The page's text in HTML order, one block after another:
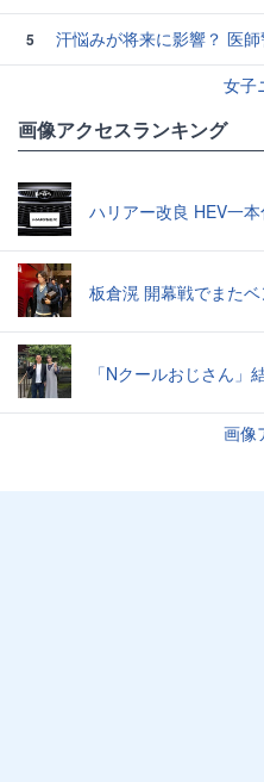
5
汗悩みが将来に影響？ 医
女子
画像アクセスランキング
ハリアー改良 HEV一
板倉滉 開幕戦でまた
「Nクールおじさん」
画像